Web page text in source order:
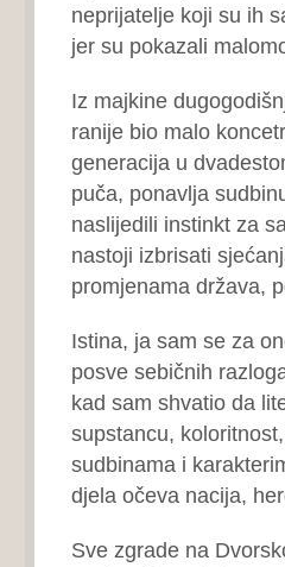
neprijatelje koji su ih
jer su pokazali
Iz majkine
ranije bio malo
generacija u
puča, ponavlja
naslijedili instinkt za
nastoji izbrisati
promjenama država,
Istina, ja sam se za
posve sebičnih
kad sam shvatio da
supstancu,
sudbinama i
djela očeva nacija,
Sve zgrade na